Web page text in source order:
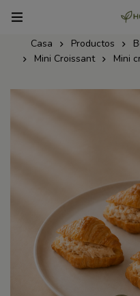
Casa Productos
Mini Croissant
Mini